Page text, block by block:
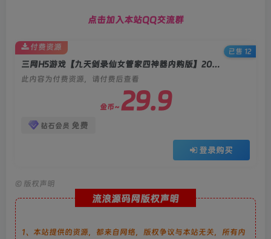
点击加入本站QQ交流群
三网H5游戏【九天剑录仙女管家四神器内购版】2025最新整理Linux手工服务端+管理后台+GM授权后台+简易安卓客户端+教程
此内容为付费资源，请付费后查看
金币~ 29.9
钻石会员 免费
登录购买
付费资源
已售 12
© 版权声明
流浪源码网版权声明
1、本站提供的资源，都来自网络，版权争议与本站无关，所有内